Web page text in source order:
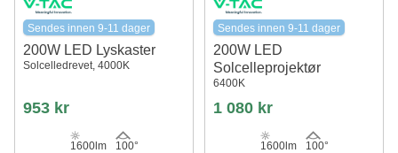
Sendes innen 9-11 dager
200W LED Lyskaster
Solcelledrevet, 4000K
953 kr
1600lm 100°
Sendes innen 9-11 dager
200W LED
Solcelleprojektør
6400K
1 080 kr
1600lm 100°